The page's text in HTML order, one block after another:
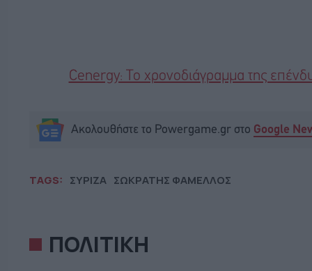
Cenergy: Το χρονοδιάγραμμα της
Ακολουθήστε το Powergame.gr στο Google
TAGS: ΣΥΡΙΖΑ ΣΩΚΡΑΤΗΣ ΦΑΜΕΛΛΟΣ
ΠΟΛΙΤΙΚΗ